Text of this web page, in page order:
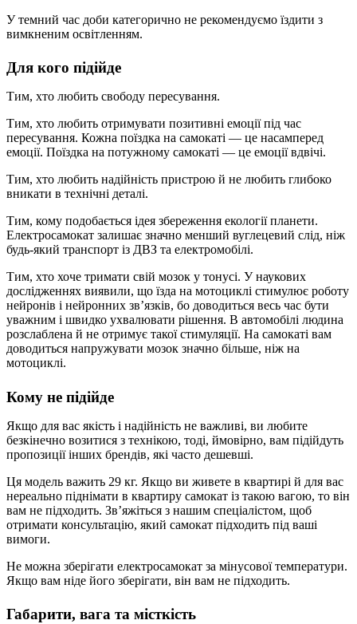
У темний час доби категорично не рекомендуємо їздити з
вимкненим освітленням.
Для кого підійде
Тим, хто любить свободу пересування.
Тим, хто любить отримувати позитивні емоції під час
пересування. Кожна поїздка на самокаті — це насамперед
емоції. Поїздка на потужному самокаті — це емоції вдвічі.
Тим, хто любить надійність пристрою й не любить глибоко
вникати в технічні деталі.
Тим, кому подобається ідея збереження екології планети.
Електросамокат залишає значно менший вуглецевий слід, ніж
будь-який транспорт із ДВЗ та електромобілі.
Тим, хто хоче тримати свій мозок у тонусі. У наукових
дослідженнях виявили, що їзда на мотоциклі стимулює роботу
нейронів і нейронних зв’язків, бо доводиться весь час бути
уважним і швидко ухвалювати рішення. В автомобілі людина
розслаблена й не отримує такої стимуляції. На самокаті вам
доводиться напружувати мозок значно більше, ніж на
мотоциклі.
Кому не підійде
Якщо для вас якість і надійність не важливі, ви любите
безкінечно возитися з технікою, тоді, ймовірно, вам підійдуть
пропозиції інших брендів, які часто дешевші.
Ця модель важить 29 кг. Якщо ви живете в квартирі й для вас
нереально піднімати в квартиру самокат із такою вагою, то він
вам не підходить. Зв’яжіться з нашим спеціалістом, щоб
отримати консультацію, який самокат підходить під ваші
вимоги.
Не можна зберігати електросамокат за мінусової температури.
Якщо вам ніде його зберігати, він вам не підходить.
Габарити, вага та місткість